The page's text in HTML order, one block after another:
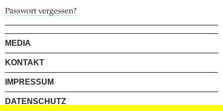
Passwort vergessen?
MEDIA
KONTAKT
IMPRESSUM
DATENSCHUTZ